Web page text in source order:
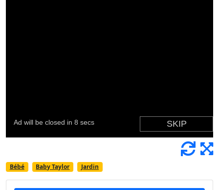
Bébé Baby Taylor Jardin